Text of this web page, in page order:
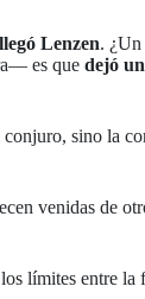
llegó Lenzen. ¿Un
es que dejó
sino la
venidas de
límites entre la